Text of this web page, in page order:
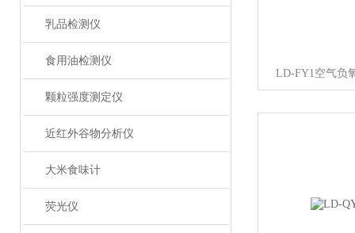
乳品检测仪
食用油检测仪
颗粒强度测定仪
近红外谷物分析仪
大米食味计
荧光仪
LD-FY1空气负